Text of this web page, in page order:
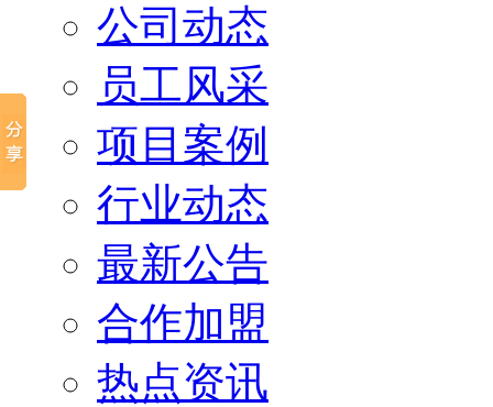
公司动态
员工风采
项目案例
行业动态
最新公告
合作加盟
热点资讯